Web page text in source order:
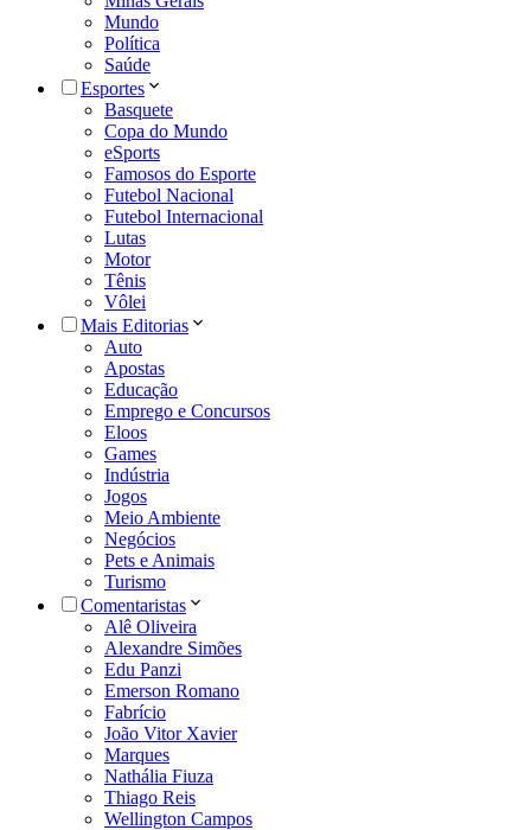
Mundo
Política
Saúde
Esportes
Basquete
Copa do Mundo
eSports
Famosos do Esporte
Futebol Nacional
Futebol Internacional
Lutas
Motor
Tênis
Vôlei
Mais Editorias
Auto
Apostas
Educação
Emprego e Concursos
Eloos
Games
Indústria
Jogos
Meio Ambiente
Negócios
Pets e Animais
Turismo
Comentaristas
Alê Oliveira
Alexandre Simões
Edu Panzi
Emerson Romano
Fabrício
João Vitor Xavier
Marques
Nathália Fiuza
Thiago Reis
Wellington Campos